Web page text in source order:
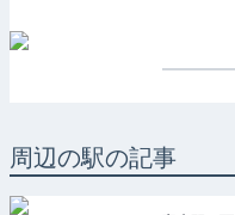
周辺の駅の記事